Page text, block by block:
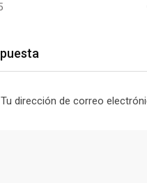
Tu dirección de correo